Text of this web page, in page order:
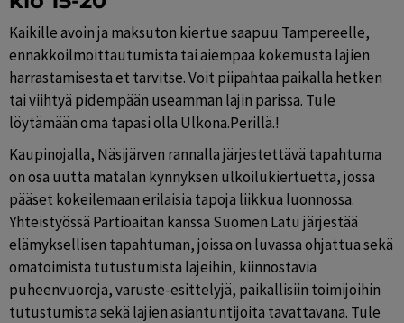
Kaikille avoin ja maksuton kiertue saapuu Tampereelle,
ennakkoilmoittautumista tai aiempaa kokemusta lajien
harrastamisesta et tarvitse. Voit piipahtaa paikalla hetken
tai viihtyä pidempään useamman lajin parissa. Tule
löytämään oma tapasi olla Ulkona.Perillä.!
Kaupinojalla, Näsijärven rannalla järjestettävä tapahtuma
on osa uutta matalan kynnyksen ulkoilukiertuetta, jossa
pääset kokeilemaan erilaisia tapoja liikkua luonnossa.
Yhteistyössä Partioaitan kanssa Suomen Latu järjestää
elämyksellisen tapahtuman, joissa on luvassa ohjattua sekä
omatoimista tutustumista lajeihin, kiinnostavia
puheenvuoroja, varuste-esittelyjä, paikallisiin toimijoihin
tutustumista sekä lajien asiantuntijoita tavattavana. Tule